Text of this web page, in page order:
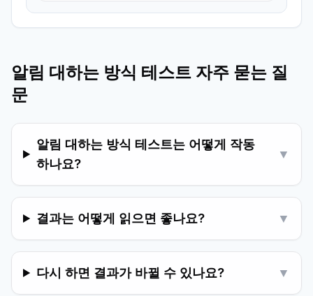
알림 대하는 방식 테스트 자주 묻는 질
문
알림 대하는 방식 테스트는 어떻게 작동
하나요?
▼
결과는 어떻게 읽으면 좋나요? ▼
다시 하면 결과가 바뀔 수 있나요? ▼